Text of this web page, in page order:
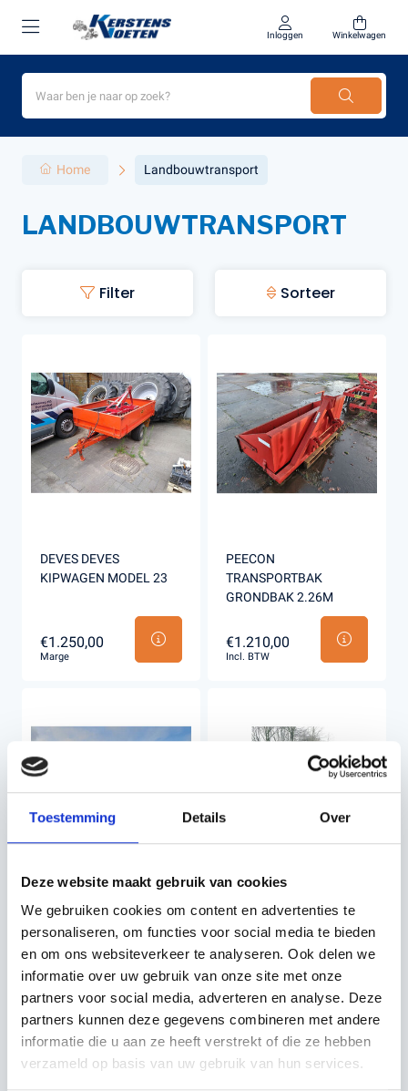
Toestemming Details Over
Deze website maakt gebruik van cookies
We gebruiken cookies om content en advertenties te
personaliseren, om functies voor social media te bieden
en om ons websiteverkeer te analyseren. Ook delen we
informatie over uw gebruik van onze site met onze
partners voor social media, adverteren en analyse. Deze
partners kunnen deze gegevens combineren met andere
informatie die u aan ze heeft verstrekt of die ze hebben
verzameld op basis van uw gebruik van hun services.
Inloggen Winkelwagen
Home Landbouwtransport
LANDBOUWTRANSPORT
Filter Sorteer
DEVES DEVES
KIPWAGEN MODEL 23
€1.250,00
Marge
PEECON
TRANSPORTBAK
GRONDBAK 2.26M
€1.210,00
Incl. BTW
KUBOTA DIESEL
VOERTUIG RTV-X1110
€31.762,50
KEVO PLATTE
AANHANGWAGEN MET
DISSEL
€1.000,00